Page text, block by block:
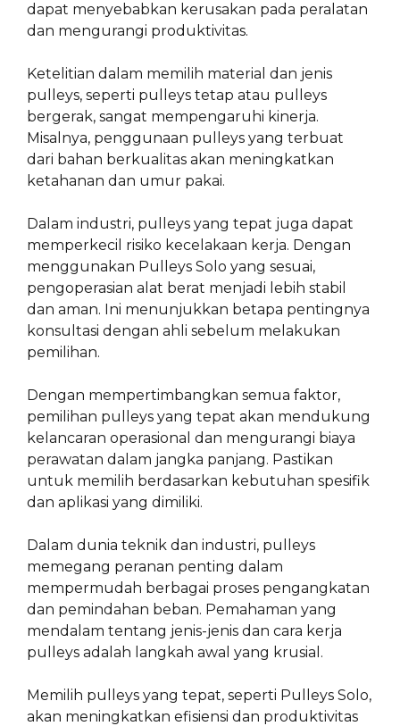
dapat menyebabkan kerusakan pada peralatan
dan mengurangi produktivitas.
Ketelitian dalam memilih material dan jenis
pulleys, seperti pulleys tetap atau pulleys
bergerak, sangat mempengaruhi kinerja.
Misalnya, penggunaan pulleys yang terbuat
dari bahan berkualitas akan meningkatkan
ketahanan dan umur pakai.
Dalam industri, pulleys yang tepat juga dapat
memperkecil risiko kecelakaan kerja. Dengan
menggunakan Pulleys Solo yang sesuai,
pengoperasian alat berat menjadi lebih stabil
dan aman. Ini menunjukkan betapa pentingnya
konsultasi dengan ahli sebelum melakukan
pemilihan.
Dengan mempertimbangkan semua faktor,
pemilihan pulleys yang tepat akan mendukung
kelancaran operasional dan mengurangi biaya
perawatan dalam jangka panjang. Pastikan
untuk memilih berdasarkan kebutuhan spesifik
dan aplikasi yang dimiliki.
Dalam dunia teknik dan industri, pulleys
memegang peranan penting dalam
mempermudah berbagai proses pengangkatan
dan pemindahan beban. Pemahaman yang
mendalam tentang jenis-jenis dan cara kerja
pulleys adalah langkah awal yang krusial.
Memilih pulleys yang tepat, seperti Pulleys Solo,
akan meningkatkan efisiensi dan produktivitas